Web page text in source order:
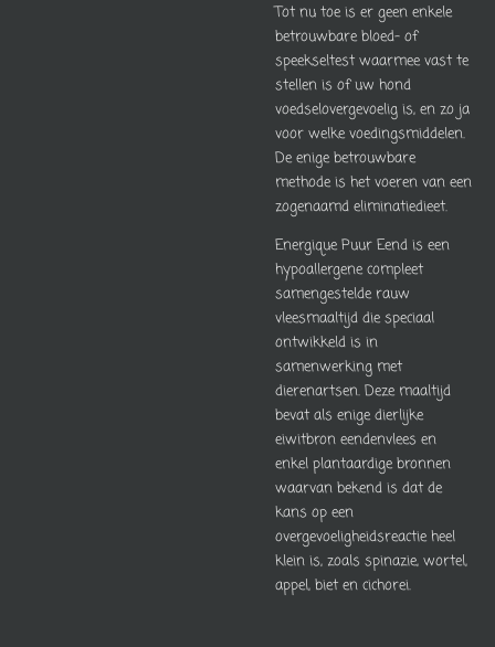
Tot nu toe is er geen enkele
betrouwbare bloed- of
speekseltest waarmee vast te
stellen is of uw hond
voedselovergevoelig is, en zo ja
voor welke voedingsmiddelen.
De enige betrouwbare
methode is het voeren van een
zogenaamd eliminatiedieet.
Energique Puur Eend is een
hypoallergene compleet
samengestelde rauw
vleesmaaltijd die speciaal
ontwikkeld is in
samenwerking met
dierenartsen. Deze maaltijd
bevat als enige dierlijke
eiwitbron eendenvlees en
enkel plantaardige bronnen
waarvan bekend is dat de
kans op een
overgevoeligheidsreactie heel
klein is, zoals spinazie, wortel,
appel, biet en cichorei.